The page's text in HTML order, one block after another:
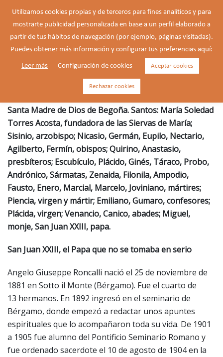
San Juan XXIII
Santa Madre de Dios de Begoña. Santos: María Soledad
Torres Acosta, fundadora de las Siervas de María;
Sisinio, arzobispo; Nicasio, Germán, Eupilo, Nectario,
Agilberto, Fermín, obispos; Quirino, Anastasio,
presbíteros; Escubículo, Plácido, Ginés, Táraco, Probo,
Andrónico, Sármatas, Zenaida, Filonila, Ampodio,
Fausto, Enero, Marcial, Marcelo, Joviniano, mártires;
Piencia, virgen y mártir; Emiliano, Gumaro, confesores;
Plácida, virgen; Venancio, Canico, abades; Miguel,
monje, San Juan XXIII, papa.
San Juan XXIII, el Papa que no se tomaba en serio
Angelo Giuseppe Roncalli nació el 25 de noviembre de
1881 en Sotto il Monte (Bérgamo). Fue el cuarto de
13 hermanos. En 1892 ingresó en el seminario de
Bérgamo, donde empezó a redactar unos apuntes
espirituales que lo acompañaron toda su vida. De 1901
a 1905 fue alumno del Pontificio Seminario Romano y
fue ordenado sacerdote el 10 de agosto de 1904 en la
Utilizamos cookies propias y de terceros para fines analíticos y para
mostrarte publicidad personalizada en base a un perfil elaborado a
partir de tus hábitos de navegación (por ejemplo, páginas visitadas).
Puedes obtener más información y configurar tus preferencias aquí:
Leer más Configuración de cookies Aceptar cookies
Rechazar cookies